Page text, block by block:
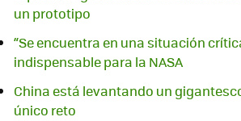
un prototipo
“Se encuentra en una situación
indispensable para la NASA
China está levantando un
único reto